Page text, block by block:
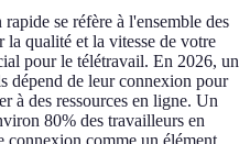
se réfère à l'ensemble des
la qualité et la vitesse de votre
pour le télétravail. En 2026, un
dépend de leur connexion pour
à des ressources en ligne. Un
80% des travailleurs en